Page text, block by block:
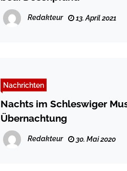
Redakteur 13. April 2021
Nachrichten
Nachts im Schleswiger
Übernachtung
Redakteur 30. Mai 2020